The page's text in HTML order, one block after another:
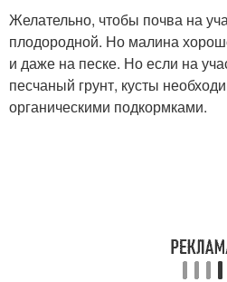
Желательно, чтобы почва на
плодородной. Но малина
и даже на песке. Но если на
песчаный грунт, кусты
органическими подкормками.